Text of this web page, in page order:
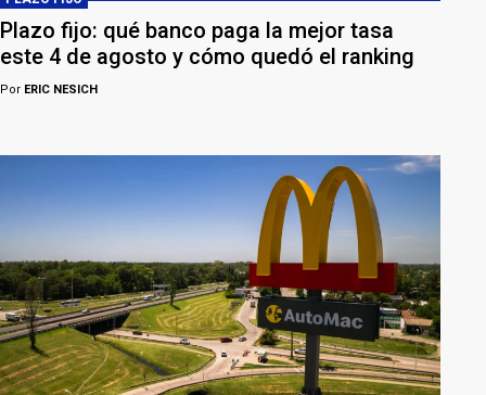
Plazo fijo: qué banco paga la mejor tasa
este 4 de agosto y cómo quedó el ranking
Por ERIC NESICH